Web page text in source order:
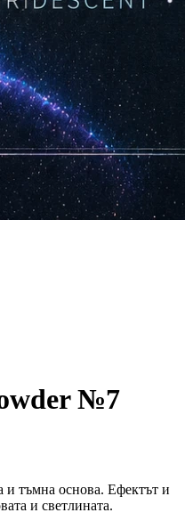
№7
и тъмна основа. Ефектът и
и светлината.